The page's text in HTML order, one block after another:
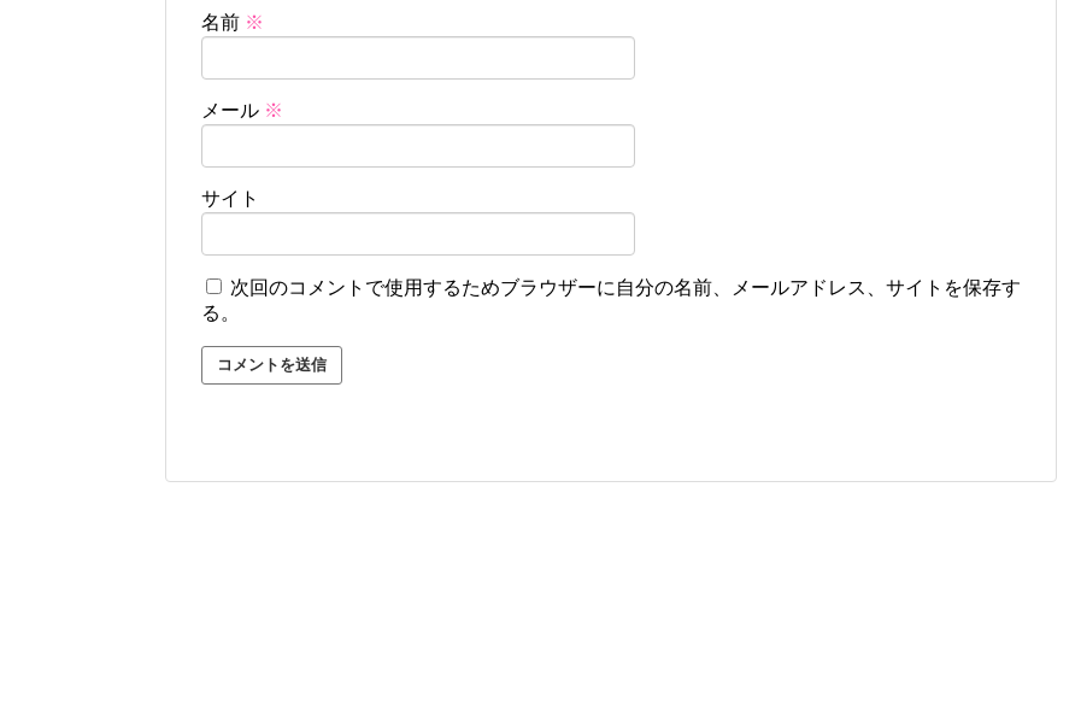
名前 ※
メール ※
サイト
次回のコメントで使用するためブラウザーに自分の名前、メールアドレス、サイトを保存す
る。